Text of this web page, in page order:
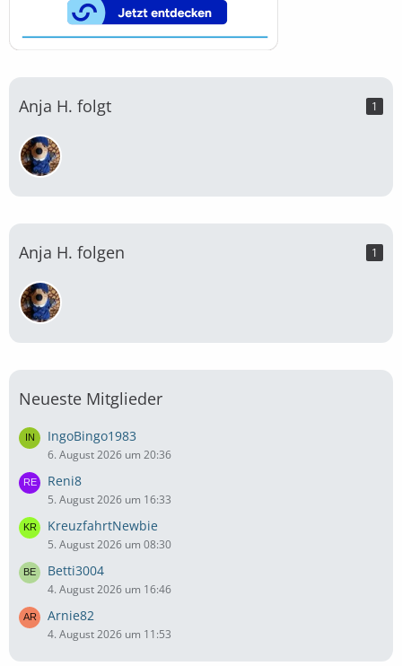
Anja H. folgt 1
Anja H. folgen 1
Neueste Mitglieder
IngoBingo1983
6. August 2026 um 20:36
Reni8
5. August 2026 um 16:33
KreuzfahrtNewbie
5. August 2026 um 08:30
Betti3004
4. August 2026 um 16:46
Arnie82
4. August 2026 um 11:53